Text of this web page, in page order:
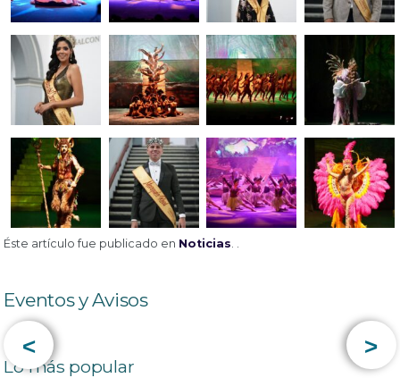
Éste artículo fue publicado en Noticias. .
Eventos y Avisos
< >
Lo más popular